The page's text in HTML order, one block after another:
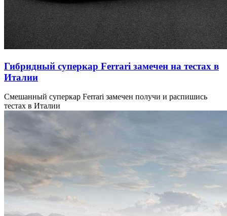
Гибридный суперкар Ferrari замечен на тестах в
Италии
Смешанный суперкар Ferrari замечен получи и распишись
тестах в Италии